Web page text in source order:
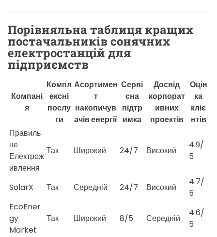
Порівняльна таблиця кращих
постачальників сонячних
електростанцій для
підприємств
Компані
я
Компл
ексні
послу
ги
Асортимен
т
накопичув
ачів енергії
Серві
сна
підтр
имка
Досвід
корпорат
ивних
проектів
Оцін
ка
кліє
нтів
Правиль
не
Електрож
ивлення
Так Широкий 24/7 Високий
4.9/
5
SolarX Так Середній 24/7 Високий
4.7/
5
EcoEner
gy
Market
Так Широкий 8/5 Середній
4.6/
5